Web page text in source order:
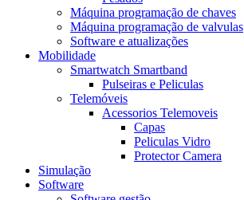
Máquina programação de chaves
Máquina programação de valvulas
Software e atualizações
Mobilidade
Smartwatch Smartband
Pulseiras e Peliculas
Telemóveis
Acessorios Telemoveis
Capas
Peliculas Vidro
Protector Camera
Simulação
Software